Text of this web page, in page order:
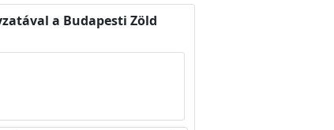
a Budapesti Zöld